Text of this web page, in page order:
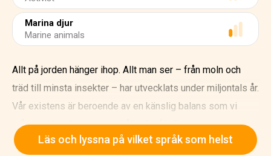
Marina djur
Marine animals
Allt på jorden hänger ihop. Allt man ser – från moln och
träd till minsta insekter – har utvecklats under miljontals år.
Vår existens är beroende av en känslig balans som vi
måste bidra till att upprätthålla. Därför firar miljontals
människor varje år den 22 april Jordens dag
Läs och lyssna på vilket språk som helst